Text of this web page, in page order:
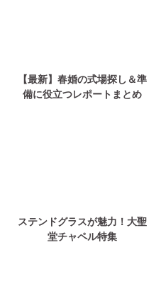
【最新】春婚の式場探し＆準
備に役立つレポートまとめ
ステンドグラスが魅力！大聖
堂チャペル特集